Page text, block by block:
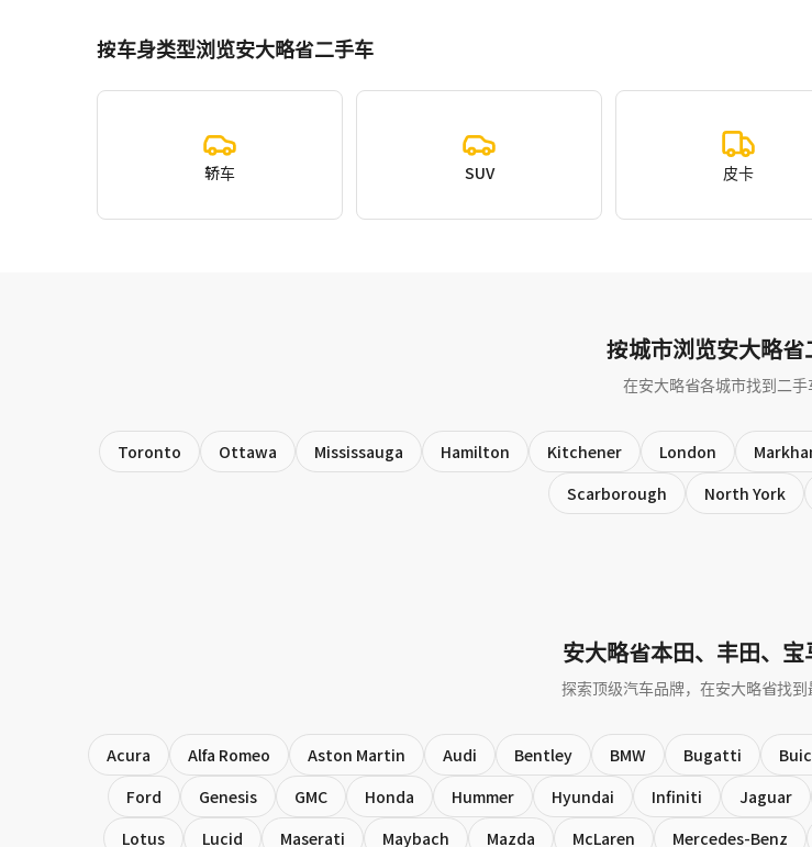
按车身类型浏览安大略省二手车
轿车 SUV 皮卡
按城市浏览安大略省
在安大略省各城市找到二手
Toronto Ottawa Mississauga Hamilton Kitchener London
Scarborough
North York
安大略省本田、丰田、
探索顶级汽车品牌，在安大略省找
Acura Alfa Romeo Aston Martin Audi Bentley BMW Bugatti
Ford
Genesis GMC Honda Hummer Hyundai Infiniti Jaguar
Lotus
Lucid Maserati Maybach Mazda McLaren Mercedes-Benz